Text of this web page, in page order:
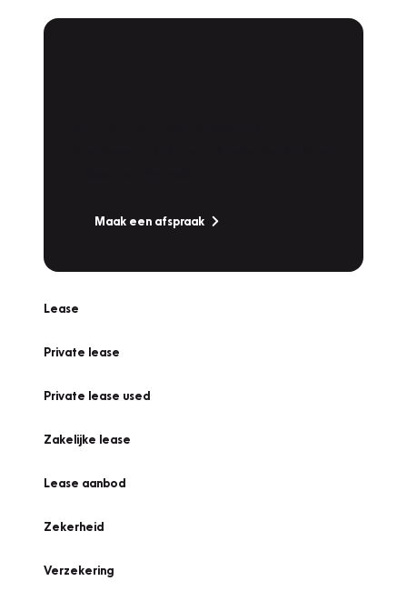
Maak een afspraak
Lease
Private lease
Private lease used
Zakelijke lease
Lease aanbod
Zekerheid
Verzekering